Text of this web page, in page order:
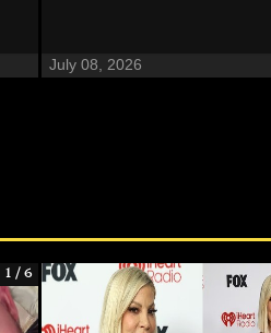
July 08, 2026
1 / 6